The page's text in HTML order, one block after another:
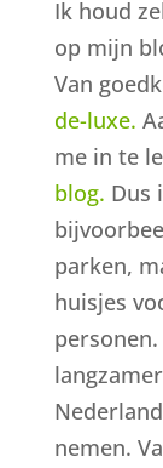
Ik houd
op mijn
Van
de-luxe.
me in te
blog. Dus
parken,
huisjes
nemen.